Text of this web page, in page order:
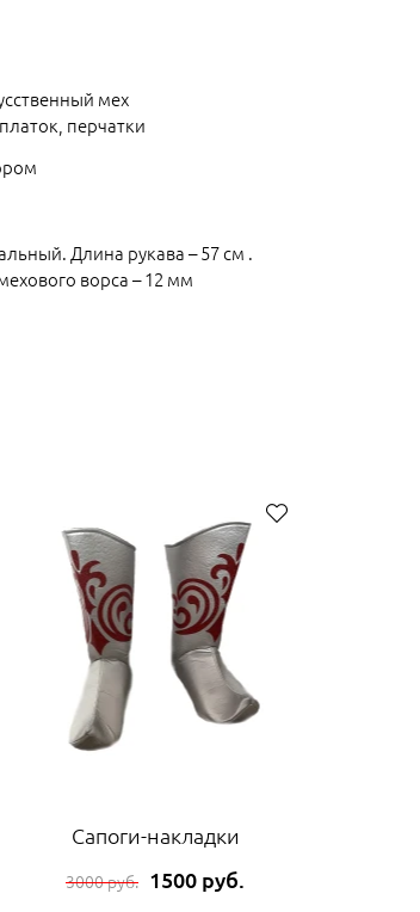
мех
перчатки
Длина рукава – 57 см .
ворса – 12 мм
Сапоги-накладки
3000 руб. 1500 руб.